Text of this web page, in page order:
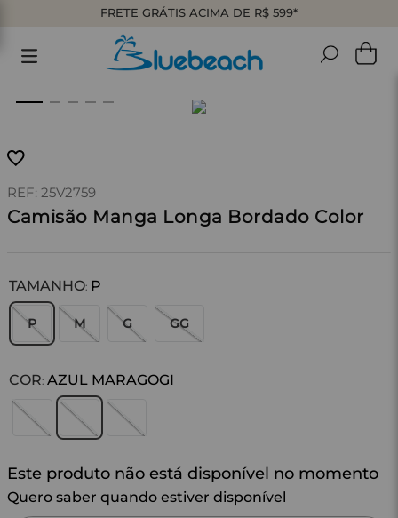
FRETE GRÁTIS ACIMA DE R$ 599*
: 25V2759
Camisão Manga Longa Bordado Color
TAMANHO: P
P M G GG
COR: AZUL MARAGOGI
Este produto não está disponível no momento
Quero saber quando estiver disponível